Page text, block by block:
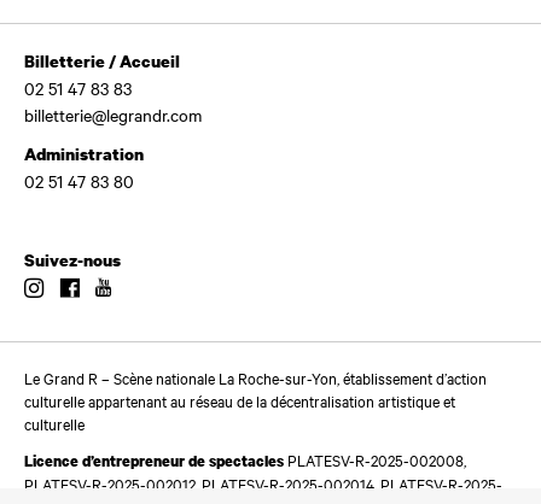
Billetterie / Accueil
02 51 47 83 83
billetterie@legrandr.com
Administration
02 51 47 83 80
Suivez-nous
InstagramFacebook
Le Grand R – Scène nationale La Roche-sur-Yon, établissement d’action
culturelle appartenant au réseau de la décentralisation artistique et
culturelle
Licence d’entrepreneur de spectacles PLATESV-R-2025-002008,
PLATESV-R-2025-002012, PLATESV-R-2025-002014, PLATESV-R-2025-